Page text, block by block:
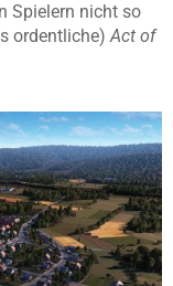
Spielern nicht so
ordentliche)Act of